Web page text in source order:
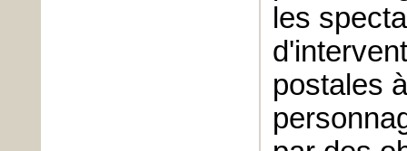
les
postales